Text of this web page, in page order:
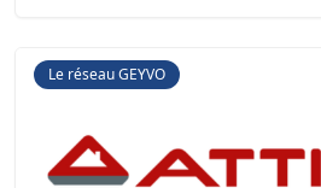
Le réseau GEYVO